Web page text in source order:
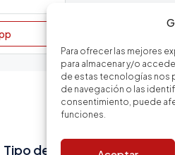
Para ofrecer las mejores
para almacenar y/o
de estas tecnologías nos
de navegación o las
consentimiento, puede
funciones.
Tipo de vivienda